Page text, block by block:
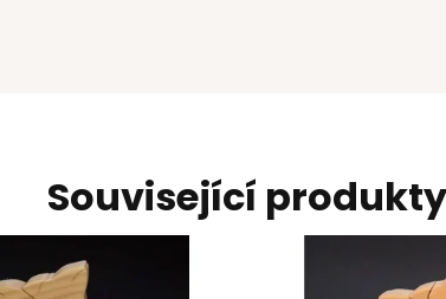
Související produkty